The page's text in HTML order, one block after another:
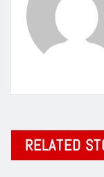
RELATED